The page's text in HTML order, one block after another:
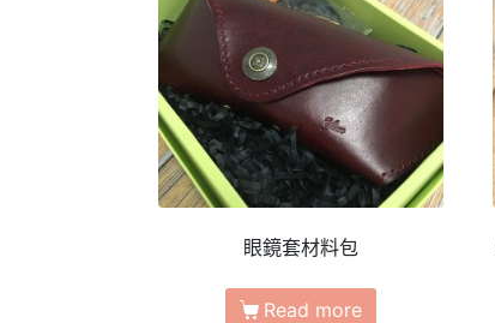
眼鏡套材料包
Read more